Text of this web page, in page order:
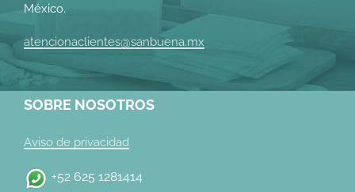
México.
atencionaclientes@sanbuena.mx
SOBRE NOSOTROS
Aviso de privacidad
+52 625 1281414